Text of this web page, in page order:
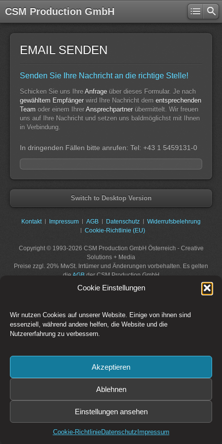
Cookie Einstellungen
Wir nutzen Cookies auf unserer Website. Einige von ihnen sind
essenziell, während andere helfen, die Website und die
Nutzererfahrung zu verbessern.
Akzeptieren
Ablehnen
Einstellungen ansehen
Cookie-RichtlinieDatenschutz Impressum
CSM Production GmbH
EMAIL SENDEN
Senden Sie Ihre Nachricht an die richtige Stelle!
Schicken Sie uns Ihre Anfrage über dieses Formular. Je nach
gewähltem Empfänger wird Ihre Nachricht dem entsprechenden
Team oder einem Ihrer Ansprechpartner übermittelt. Wir freuen
uns auf Ihre Nachricht und setzen uns baldmöglichst mit Ihnen
in Verbindung.
In dringenden Fällen bitte anrufen: Tel: +43 1 5459131-0
Switch to Desktop Version
Kontakt Impressum AGB Datenschutz
Widerrufsbelehrung
Cookie-Richtlinie (EU)
Copyright © 1993-2026 CSM Production GmbH Österreich - Creative
Solutions + Media
Preise zzgl. 20% MwSt. Irrtümer und Änderungen vorbehalten. Es gelten
die AGBder CSM Production GmbH
Bildrechte: CSM Production GmbH, Fotolia / Adobe Stock, sofern nicht
anders angegeben.
Datenschutzbestimmungen
und Nutzungsbedingungen von Google.